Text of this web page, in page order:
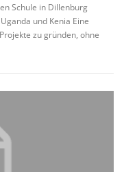
Schule in Dillenburg
und Kenia Eine
zu gründen, ohne